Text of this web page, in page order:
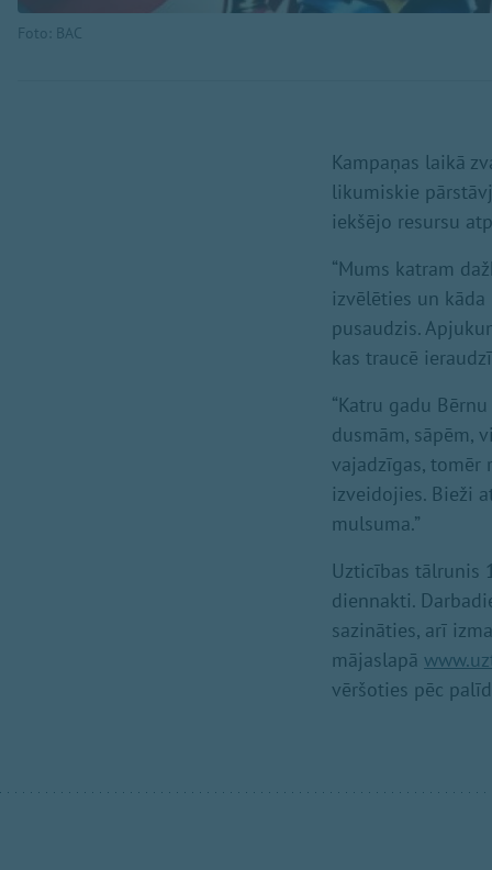
Foto: BAC
Kampaņas laikā
likumiskie
iekšējo resursu
“Mums katram
izvēlēties un
pusaudzis.
kas traucē
“Katru gadu
dusmām, sāpēm,
vajadzīgas, tomēr
izveidojies. Bieži
mulsuma.”
Uzticības tālrunis
diennakti.
sazināties, arī
mājaslapā
vēršoties pēc